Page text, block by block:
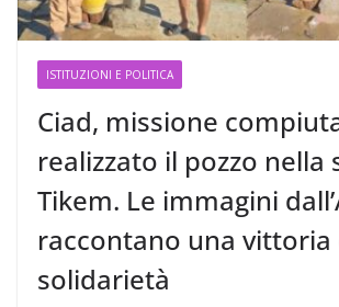
ISTITUZIONI E POLITICA
Ciad, missione
realizzato il pozzo nella
Tikem. Le immagini
raccontano una vittoria
solidarietà